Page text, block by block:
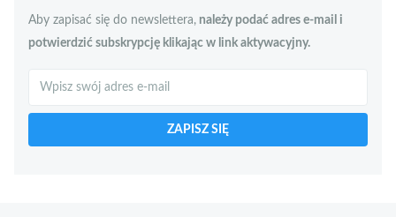
Aby zapisać się do newslettera, należy podać adres e-mail i
potwierdzić subskrypcję klikając w link aktywacyjny.
ZAPISZ SIĘ